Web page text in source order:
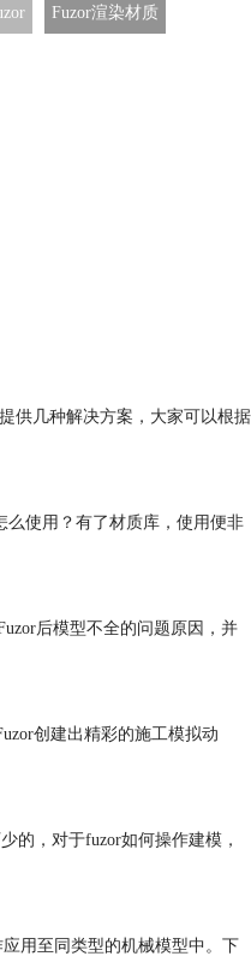
Fuzor渲染材质
供几种解决方案，大家可以根据
么使用？有了材质库，使用便非
后模型不全的问题原因，并
创建出精彩的施工模拟动
的，对于fuzor如何操作建模，
用至同类型的机械模型中。下